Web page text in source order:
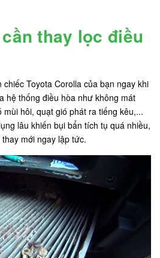
thay lọc điều
Toyota Corolla của bạn ngay khi
hệ thống điều hòa như không mát
mùi hôi, quạt gió phát ra tiếng kêu,...
lâu khiến bụi bẩn tích tụ quá nhiều,
mới ngay lập tức.